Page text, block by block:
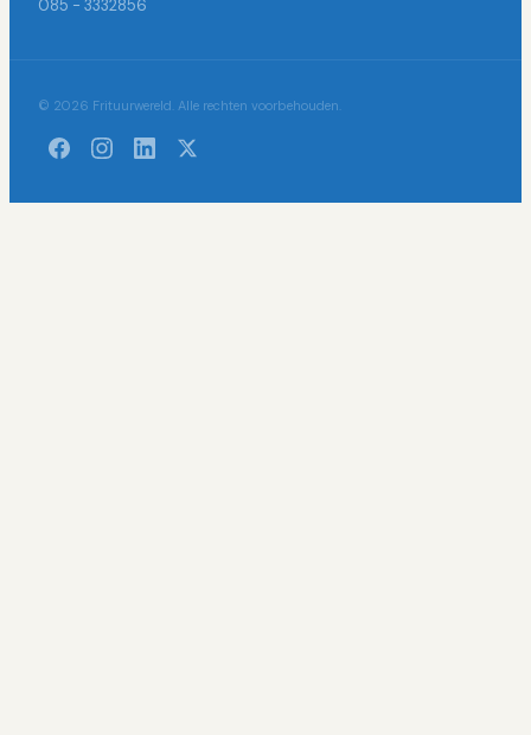
085 - 3332856
© 2026 Frituurwereld. Alle rechten voorbehouden.